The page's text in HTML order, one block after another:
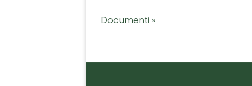
Documenti »